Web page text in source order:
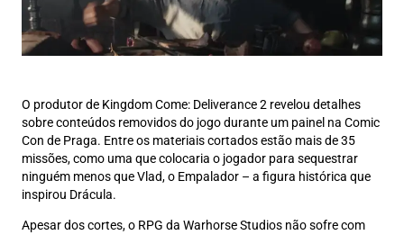
O produtor de Kingdom Come: Deliverance 2 revelou detalhes
sobre conteúdos removidos do jogo durante um painel na Comic
Con de Praga. Entre os materiais cortados estão mais de 35
missões, como uma que colocaria o jogador para sequestrar
ninguém menos que Vlad, o Empalador – a figura histórica que
inspirou Drácula.
Apesar dos cortes, o RPG da Warhorse Studios não sofre com